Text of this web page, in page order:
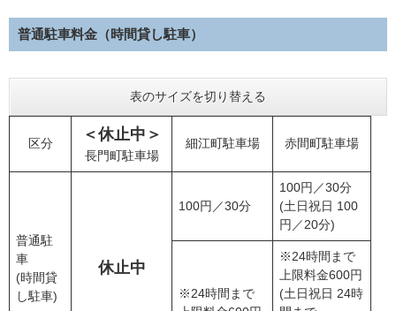
普通駐車料金（時間貸し駐車）
表のサイズを切り替える
区分 ＜休止中＞
長門町駐車場
細江町駐車場 赤間町駐車場
普通駐
車
(時間貸
し駐車)
休止中
100円／30分
100円／30分
(土日祝日 100
円／20分)
※24時間まで
※24時間まで
上限料金600円
(土日祝日 24時